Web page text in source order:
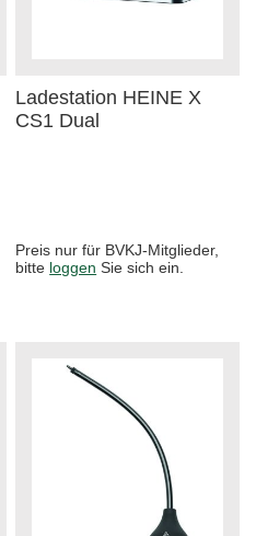
Ladestation HEINE X
CS1 Dual
Preis nur für BVKJ-Mitglieder,
bitte loggen Sie sich ein.